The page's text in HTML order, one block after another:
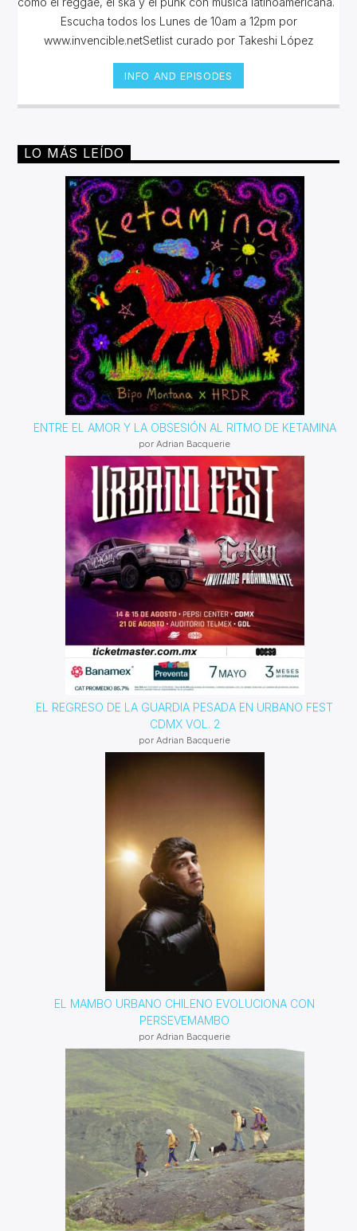
Escucha todos los Lunes de 10am a 12pm por
www.invencible.netSetlist curado por Takeshi López
INFO AND EPISODES
LO MÁS LEÍDO
ENTRE EL AMOR Y LA OBSESIÓN AL RITMO DE KETAMINA
por Adrian Bacquerie
EL REGRESO DE LA GUARDIA PESADA EN URBANO FEST
CDMX VOL. 2
por Adrian Bacquerie
EL MAMBO URBANO CHILENO EVOLUCIONA CON
PERSEVEMAMBO
por Adrian Bacquerie